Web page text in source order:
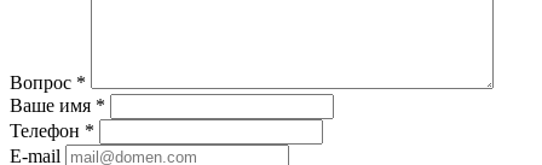
Вопрос *
Ваше имя *
Телефон *
E-mail